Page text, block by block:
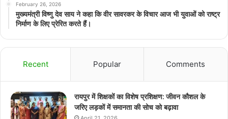
February 26, 2026
मुख्यमंत्री विष्णु देव साय ने कहा कि वीर सावरकर के विचार आज भी युवाओं को राष्ट्र
निर्माण के लिए प्रेरित करते हैं।
Recent Popular Comments
रायपुर में शिक्षकों का विशेष प्रशिक्षण: जीवन कौशल के
जरिए लड़कों में समानता की सोच को बढ़ावा